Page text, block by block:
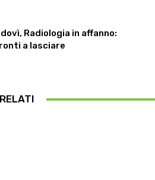
Radiologia in affanno:
a lasciare